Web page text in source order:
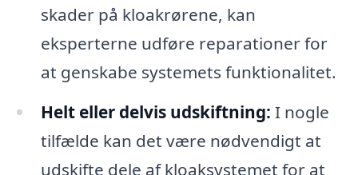
skader på kloakrørene, kan
eksperterne udføre reparationer for
at genskabe systemets funktionalitet.
Helt eller delvis udskiftning: I nogle
tilfælde kan det være nødvendigt at
udskifte dele af kloaksystemet for at